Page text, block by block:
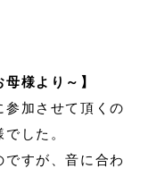
様より～】
加させて頂くの
した。
すが、音に合わ